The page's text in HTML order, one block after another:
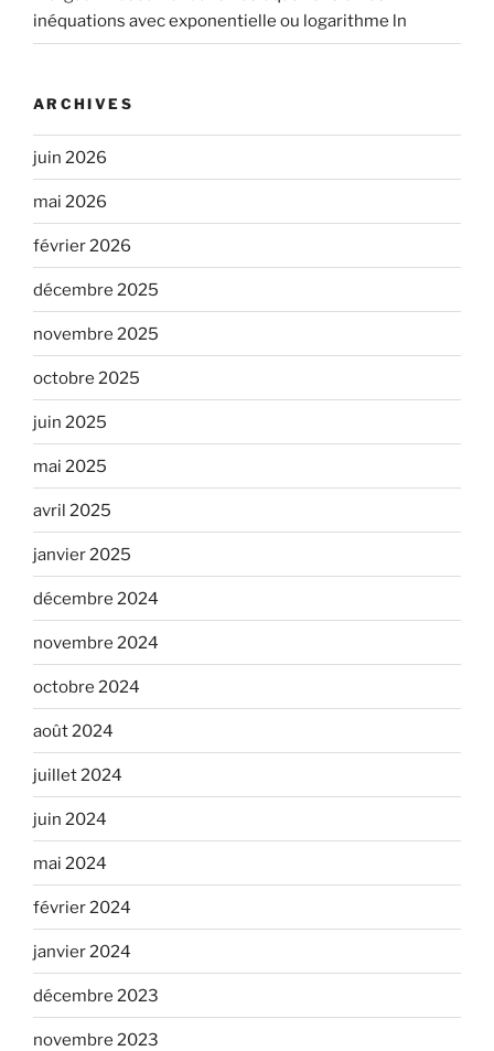
inéquations avec exponentielle ou logarithme ln
ARCHIVES
juin 2026
mai 2026
février 2026
décembre 2025
novembre 2025
octobre 2025
juin 2025
mai 2025
avril 2025
janvier 2025
décembre 2024
novembre 2024
octobre 2024
août 2024
juillet 2024
juin 2024
mai 2024
février 2024
janvier 2024
décembre 2023
novembre 2023